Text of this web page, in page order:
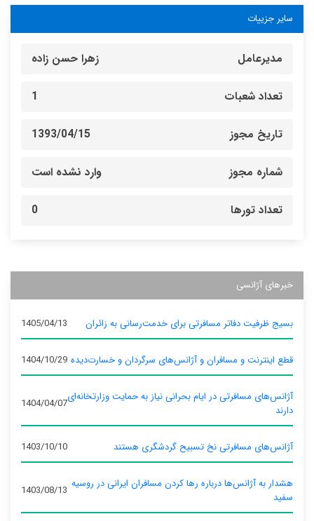
سایر جزییات
مدیرعامل زهرا حسن زاده
تعداد شعبات 1
تاریخ مجوز 1393/04/15
شماره مجوز وارد نشده است
تعداد تورها 0
خبرهای آژانسی
بسیج ظرفیت دفاتر مسافرتی برای خدمت‌رسانی به زائران 1405/04/13
قطع اینترنت و مسافران و آژانس‌های سرگردان و خسارت‌دیده 1404/10/29
آژانس‌های مسافرتی در ایام بحرانی نیاز به حمایت وزارتخانه‌ای
دارند
1404/04/07
آژانس‌های مسافرتی نخ تسبیح گردشگری هستند 1403/10/10
هشدار به آژانس‌ها درباره رها کردن مسافران ایرانی در روسیه
سفید
1403/08/13